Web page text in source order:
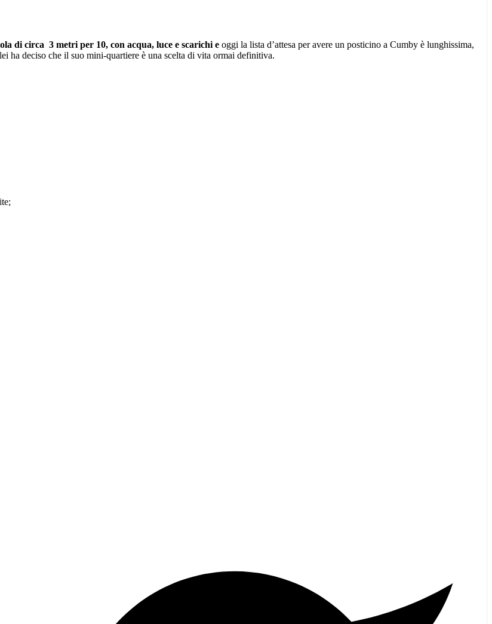
di circa 3 metri per 10, con acqua, luce e scarichi e oggi la lista d’attesa per avere un posticino a Cumby è lunghissima,
ha deciso che il suo mini-quartiere è una scelta di vita ormai definitiva.